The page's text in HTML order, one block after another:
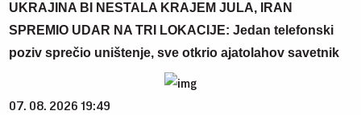
UKRAJINA BI NESTALA KRAJEM JULA, IRAN
SPREMIO UDAR NA TRI LOKACIJE: Jedan telefonski
poziv sprečio uništenje, sve otkrio ajatolahov savetnik
07. 08. 2026 19:49